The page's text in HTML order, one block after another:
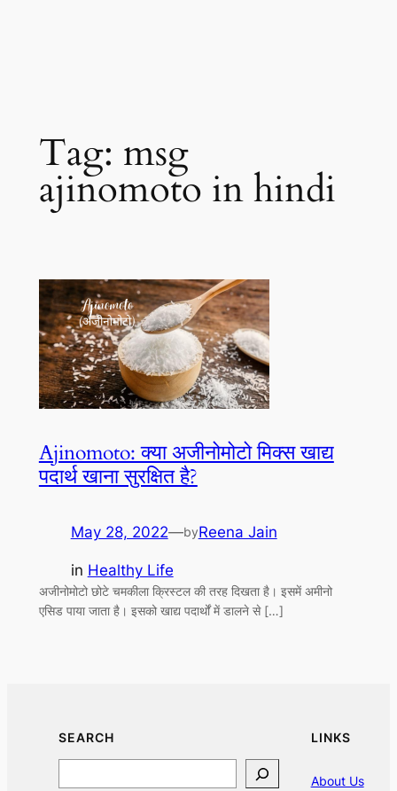
Tag: msg
ajinomoto in hindi
Ajinomoto: क्या अजीनोमोटो मिक्स खाद्य
पदार्थ खाना सुरक्षित है?
May 28, 2022—byReena Jain
in Healthy Life
अजीनोमोटो छोटे चमकीला क्रिस्टल की तरह दिखता है। इसमें अमीनो
एसिड पाया जाता है। इसको खाद्य पदार्थों में डालने से […]
SEARCH LINKS
About Us